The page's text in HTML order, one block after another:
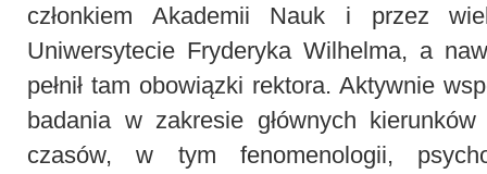
członkiem Akademii Nauk i przez
Uniwersytecie Fryderyka Wilhelma, a
pełnił tam obowiązki rektora. Aktywnie
badania w zakresie głównych
czasów, w tym fenomenologii,